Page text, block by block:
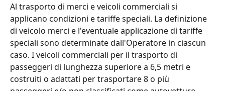
Al trasporto di merci e veicoli commerciali si
applicano condizioni e tariffe speciali. La definizione
di veicolo merci e l'eventuale applicazione di tariffe
speciali sono determinate dall'Operatore in ciascun
caso. I veicoli commerciali per il trasporto di
passeggeri di lunghezza superiore a 6,5 metri e
costruiti o adattati per trasportare 8 o più